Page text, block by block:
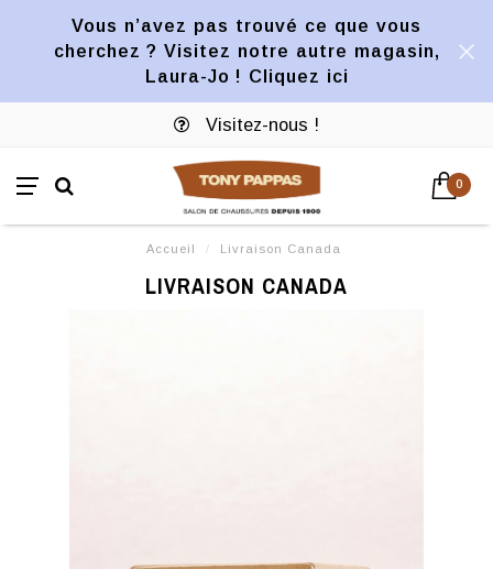
Vous n’avez pas trouvé ce que vous
cherchez ? Visitez notre autre magasin,
Laura-Jo ! Cliquez ici
Visitez-nous !
0
Accueil / Livraison Canada
LIVRAISON CANADA